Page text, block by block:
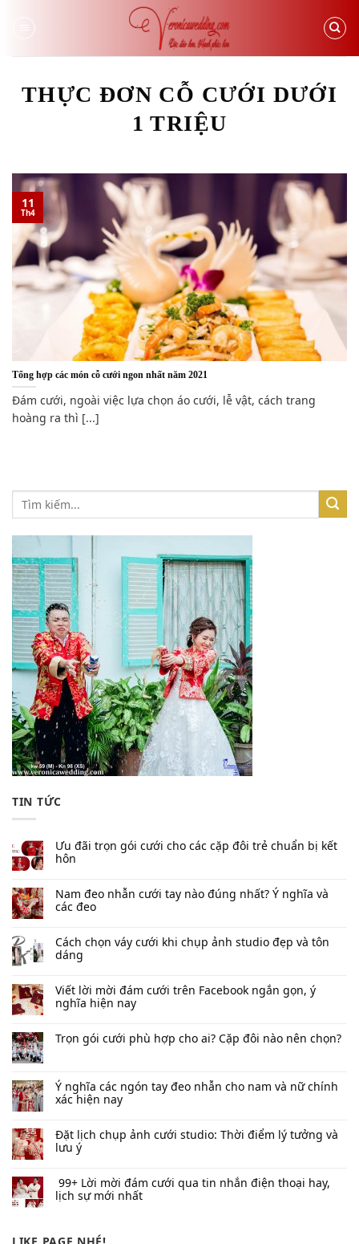
THỰC ĐƠN CỖ CƯỚI DƯỚI
1 TRIỆU
Tổng hợp các món cỗ cưới ngon nhất năm 2021
Đám cưới, ngoài việc lựa chọn áo cưới, lễ vật, cách trang
hoàng ra thì [...]
11
Th4
TIN TỨC
Ưu đãi trọn gói cưới cho các cặp đôi trẻ chuẩn bị kết
hôn
Nam đeo nhẫn cưới tay nào đúng nhất​? Ý nghĩa và
các đeo
Cách chọn váy cưới khi chụp ảnh studio đẹp và tôn
dáng
Viết lời mời đám cưới trên Facebook​ ngắn gọn, ý
nghĩa hiện nay
Trọn gói cưới phù hợp cho ai? Cặp đôi nào nên chọn?
Ý nghĩa các ngón tay đeo nhẫn cho nam và nữ chính
xác hiện nay
Đặt lịch chụp ảnh cưới studio: Thời điểm lý tưởng và
lưu ý
99+ Lời mời đám cưới qua tin nhắn​ điện thoại hay,
lịch sự mới nhất